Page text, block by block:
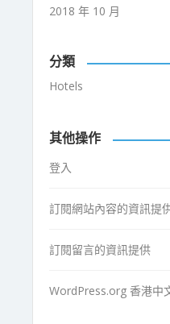
2018 年 10 月
分類
Hotels
其他操作
登入
訂閱網站內容的資訊提
訂閱留言的資訊提供
WordPress.org 香港中